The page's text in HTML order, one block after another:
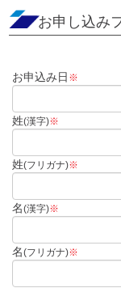
お申し込み
お申込み日 ※
姓(漢字)※
姓(フリガナ)※
名(漢字)※
名(フリガナ)※